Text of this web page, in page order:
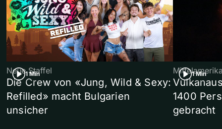
1 Min
Neue Staffel
Die Crew von «Jung, Wild & Sexy:
Refilled» macht Bulgarien
unsicher
1 Min
1400
gebracht